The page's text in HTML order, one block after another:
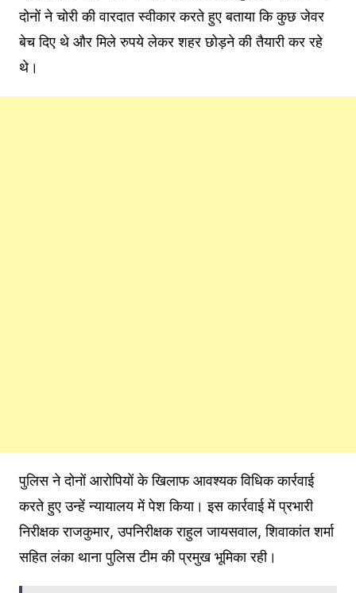
दोनों ने चोरी की वारदात स्वीकार करते हुए बताया कि कुछ जेवर
बेच दिए थे और मिले रुपये लेकर शहर छोड़ने की तैयारी कर रहे
थे।
पुलिस ने दोनों आरोपियों के खिलाफ आवश्यक विधिक कार्रवाई
करते हुए उन्हें न्यायालय में पेश किया। इस कार्रवाई में प्रभारी
निरीक्षक राजकुमार, उपनिरीक्षक राहुल जायसवाल, शिवाकांत शर्मा
सहित लंका थाना पुलिस टीम की प्रमुख भूमिका रही।